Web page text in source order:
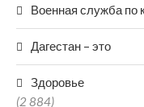
Военная служба по
Дагестан – это
Здоровье
(2 884)